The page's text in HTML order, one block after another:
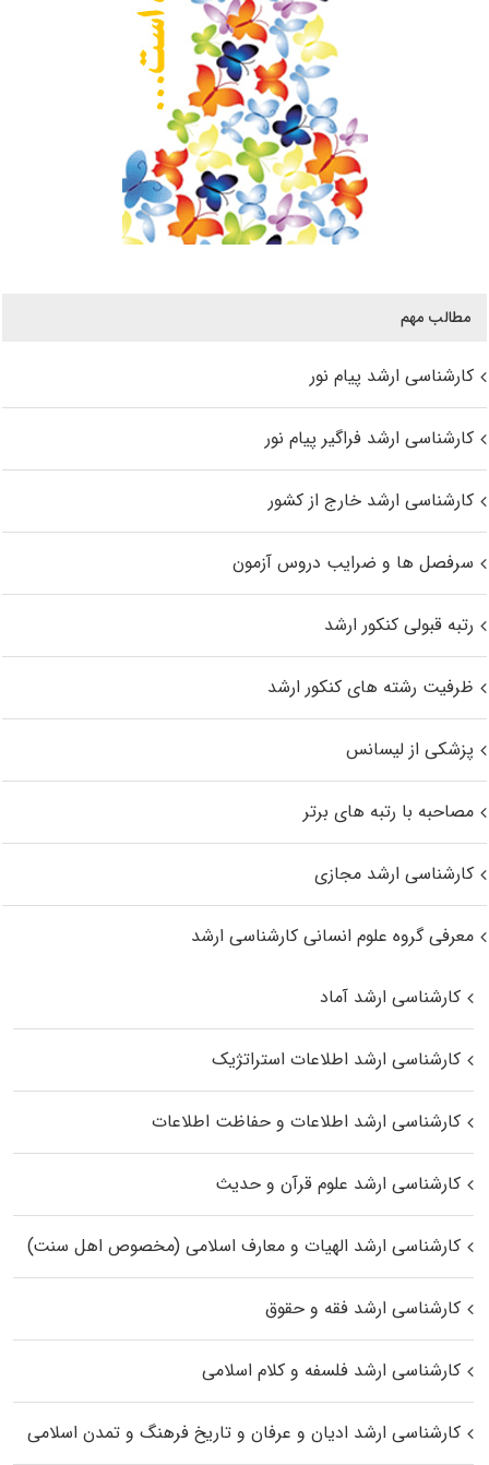
مطالب مهم
کارشناسی ارشد پیام نور
کارشناسی ارشد فراگیر پیام نور
کارشناسی ارشد خارج از کشور
سرفصل ها و ضرایب دروس آزمون
رتبه قبولی کنکور ارشد
ظرفیت رشته های کنکور ارشد
پزشکی از لیسانس
مصاحبه با رتبه های برتر
کارشناسی ارشد مجازی
معرفی گروه علوم انسانی کارشناسی ارشد
کارشناسی ارشد آماد
کارشناسی ارشد اطلاعات استراتژیک
کارشناسی ارشد اطلاعات و حفاظت اطلاعات
کارشناسی ارشد علوم قرآن و حدیث
کارشناسی ارشد الهیات و معارف اسلامی (مخصوص اهل سنت)
کارشناسی ارشد فقه و حقوق
کارشناسی ارشد فلسفه و کلام اسلامی
کارشناسی ارشد ادیان و عرفان و تاریخ فرهنگ و تمدن اسلامی